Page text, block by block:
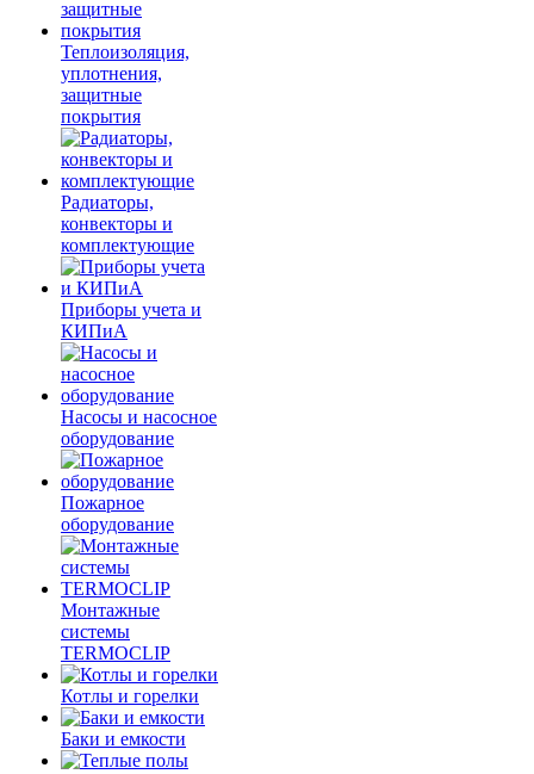
Теплоизоляция,
уплотнения,
защитные
покрытия
Радиаторы,
конвекторы и
комплектующие
Приборы учета и
КИПиА
Насосы и насосное
оборудование
Пожарное
оборудование
Монтажные
системы
TERMOCLIP
Котлы и горелки
Баки и емкости